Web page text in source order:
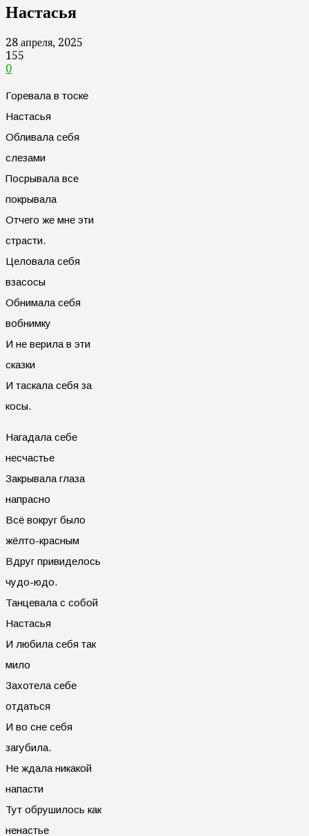
Настасья
28 апреля, 2025
155
0
Горевала в тоске
Настасья
Обливала себя
слезами
Посрывала все
покрывала
Отчего же мне эти
страсти.
Целовала себя
взасосы
Обнимала себя
вобнимку
И не верила в эти
сказки
И таскала себя за
косы.
Нагадала себе
несчастье
Закрывала глаза
напрасно
Всё вокруг было
жёлто-красным
Вдруг привиделось
чудо-юдо.
Танцевала с собой
Настасья
И любила себя так
мило
Захотела себе
отдаться
И во сне себя
загубила.
Не ждала никакой
напасти
Тут обрушилось как
ненастье